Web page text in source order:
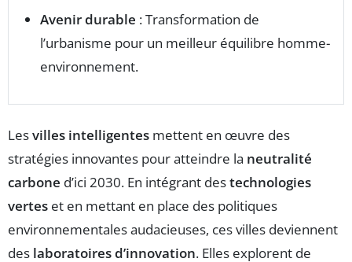
Avenir durable : Transformation de
l’urbanisme pour un meilleur équilibre homme-
environnement.
Lesvilles intelligentes mettent en œuvre des
stratégies innovantes pour atteindre la neutralité
carbone d’ici 2030. En intégrant destechnologies
vertes et en mettant en place des politiques
environnementales audacieuses, ces villes deviennent
des laboratoires d’innovation. Elles explorent de